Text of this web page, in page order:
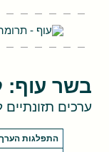
בשר עוף:
ערכים תזונתיים לפי
התפלגות הערך